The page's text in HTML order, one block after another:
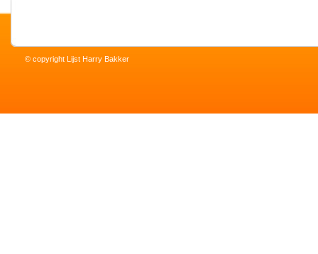
© copyright Lijst Harry Bakker